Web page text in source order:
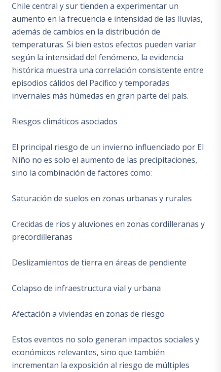
Chile central y sur tienden a experimentar un
aumento en la frecuencia e intensidad de las lluvias,
además de cambios en la distribución de
temperaturas. Si bien estos efectos pueden variar
según la intensidad del fenómeno, la evidencia
histórica muestra una correlación consistente entre
episodios cálidos del Pacífico y temporadas
invernales más húmedas en gran parte del país.
Riesgos climáticos asociados
El principal riesgo de un invierno influenciado por El
Niño no es solo el aumento de las precipitaciones,
sino la combinación de factores como:
Saturación de suelos en zonas urbanas y rurales
Crecidas de ríos y aluviones en zonas cordilleranas y
precordilleranas
Deslizamientos de tierra en áreas de pendiente
Colapso de infraestructura vial y urbana
Afectación a viviendas en zonas de riesgo
Estos eventos no solo generan impactos sociales y
económicos relevantes, sino que también
incrementan la exposición al riesgo de múltiples